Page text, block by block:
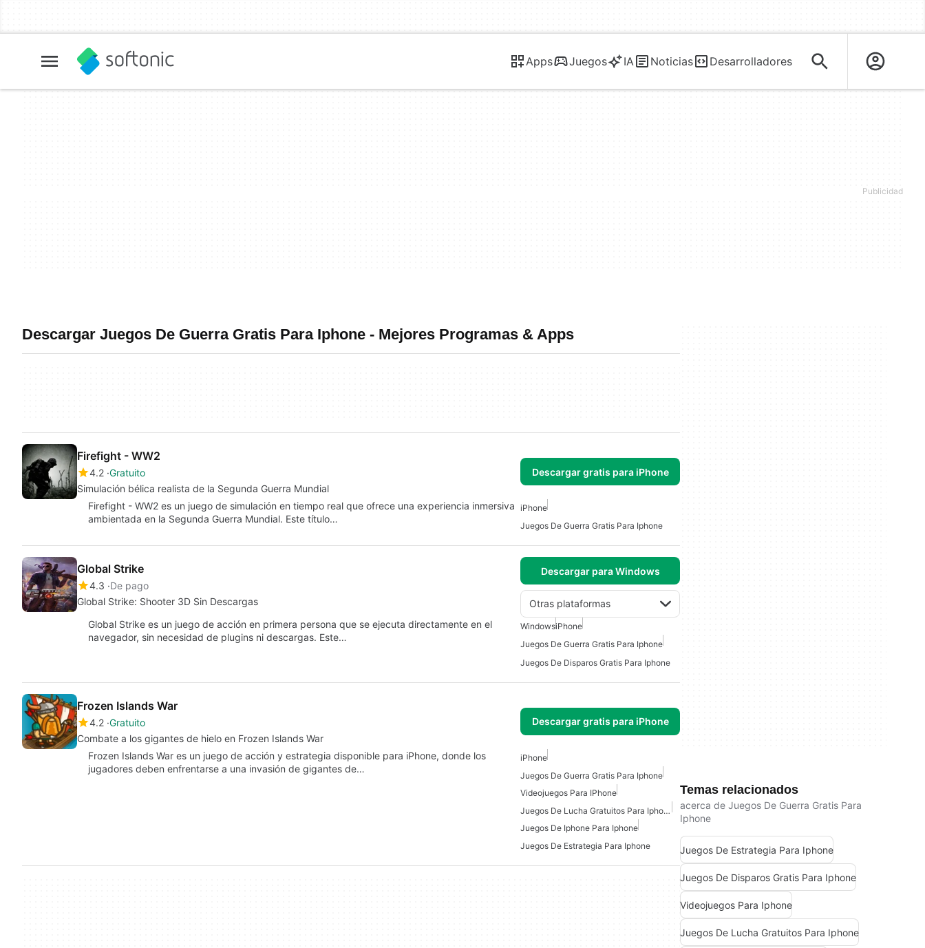
Apps Juegos IA Noticias Desarrolladores
Descargar Juegos De Guerra Gratis Para Iphone - Mejores Programas & Apps
Firefight - WW2
4.2 Gratuito
Simulación bélica realista de la Segunda Guerra Mundial
Descargar gratis para iPhone
Firefight - WW2 es un juego de simulación en tiempo real que ofrece una experiencia inmersiva
ambientada en la Segunda Guerra Mundial. Este título…
iPhone
Juegos De Guerra Gratis Para Iphone
Global Strike
4.3 De pago
Global Strike: Shooter 3D Sin Descargas
Descargar para Windows
Otras plataformas
Global Strike es un juego de acción en primera persona que se ejecuta directamente en el
navegador, sin necesidad de plugins ni descargas. Este…
WindowsiPhone
Juegos De Guerra Gratis Para Iphone
Juegos De Disparos Gratis Para Iphone
Frozen Islands War
4.2 Gratuito
Combate a los gigantes de hielo en Frozen Islands War
Descargar gratis para iPhone
Frozen Islands War es un juego de acción y estrategia disponible para iPhone, donde los
jugadores deben enfrentarse a una invasión de gigantes de…
iPhone
Juegos De Guerra Gratis Para Iphone
Videojuegos Para IPhone
Juegos De Lucha Gratuitos Para Iphone
Juegos De Iphone Para Iphone
Juegos De Estrategia Para Iphone
Temas relacionados
acerca de Juegos De Guerra Gratis Para
Iphone
Juegos De Estrategia Para Iphone
Juegos De Disparos Gratis Para Iphone
Videojuegos Para Iphone
Juegos De Lucha Gratuitos Para Iphone